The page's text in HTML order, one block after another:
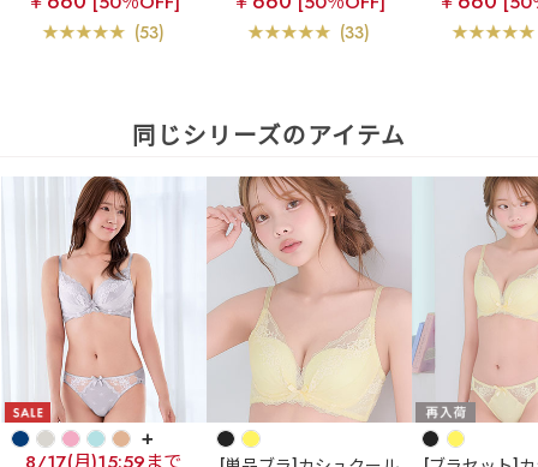
(53) (33)
同じシリーズのアイテム
+